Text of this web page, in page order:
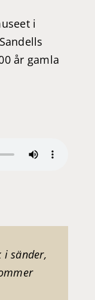
i
år gamla
i sänder,